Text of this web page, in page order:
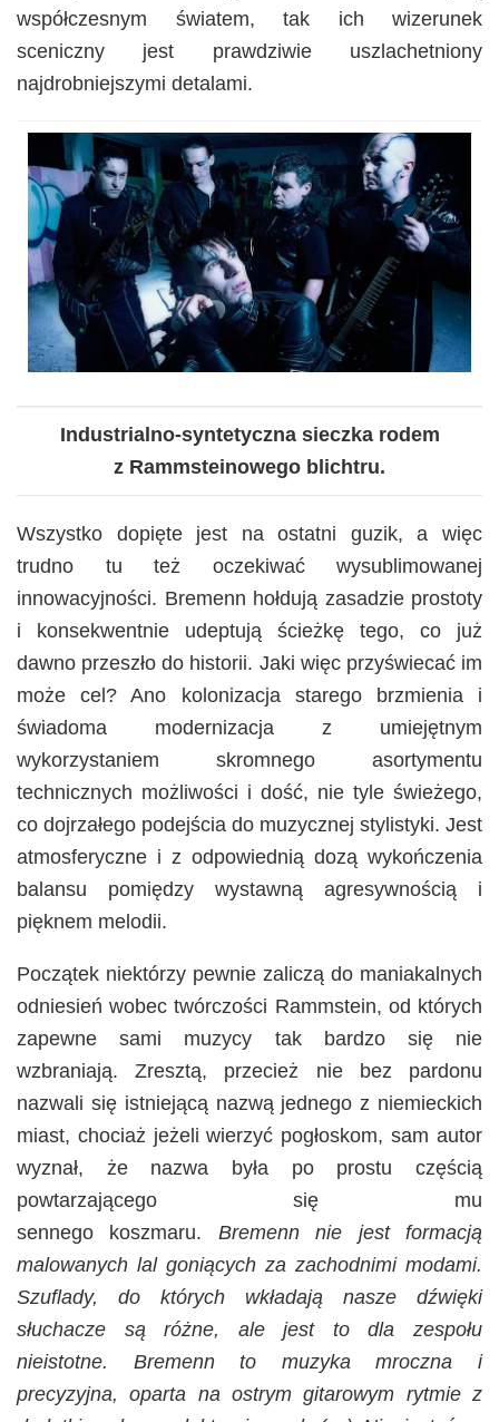
współczesnym światem, tak ich wizerunek
sceniczny jest prawdziwie uszlachetniony
najdrobniejszymi detalami.
Industrialno-syntetyczna sieczka rodem
z Rammsteinowego blichtru.
Wszystko dopięte jest na ostatni guzik, a więc
trudno tu też oczekiwać wysublimowanej
innowacyjności. Bremenn hołdują zasadzie prostoty
i konsekwentnie udeptują ścieżkę tego, co już
dawno przeszło do historii. Jaki więc przyświecać im
może cel? Ano kolonizacja starego brzmienia i
świadoma modernizacja z umiejętnym
wykorzystaniem skromnego asortymentu
technicznych możliwości i dość, nie tyle świeżego,
co dojrzałego podejścia do muzycznej stylistyki. Jest
atmosferyczne i z odpowiednią dozą wykończenia
balansu pomiędzy wystawną agresywnością i
pięknem melodii.
Początek niektórzy pewnie zaliczą do maniakalnych
odniesień wobec twórczości Rammstein, od których
zapewne sami muzycy tak bardzo się nie
wzbraniają. Zresztą, przecież nie bez pardonu
nazwali się istniejącą nazwą jednego z niemieckich
miast, chociaż jeżeli wierzyć pogłoskom, sam autor
wyznał, że nazwa była po prostu częścią
powtarzającego się mu
sennego koszmaru. Bremenn nie jest formacją
malowanych lal goniących za zachodnimi modami.
Szuflady, do których wkładają nasze dźwięki
słuchacze są różne, ale jest to dla zespołu
nieistotne. Bremenn to muzyka mroczna i
precyzyjna, oparta na ostrym gitarowym rytmie z